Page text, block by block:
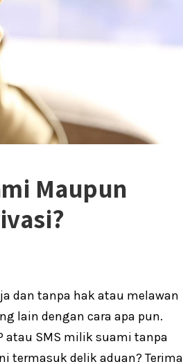
Maupun
dan tanpa hak atau melawan
lain dengan cara apa pun.
atau SMS milik suami tanpa
termasuk delik aduan? Terima